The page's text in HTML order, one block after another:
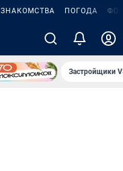
ЗНАКОМСТВА ПОГОДА
Застройщики